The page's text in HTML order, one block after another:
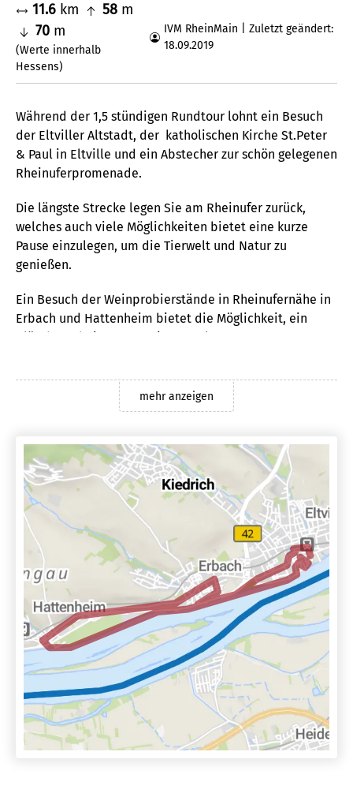
11.6 km 58 m
70 m
(Werte innerhalb
Hessens)
IVM RheinMain | Zuletzt geändert:
18.09.2019
Während der 1,5 stündigen Rundtour lohnt ein Besuch
der Eltviller Altstadt, der katholischen Kirche St.Peter
& Paul in Eltville und ein Abstecher zur schön gelegenen
Rheinuferpromenade.
Die längste Strecke legen Sie am Rheinufer zurück,
welches auch viele Möglichkeiten bietet eine kurze
Pause einzulegen, um die Tierwelt und Natur zu
genießen.
Ein Besuch der Weinprobierstände in Rheinufernähe in
Erbach und Hattenheim bietet die Möglichkeit, ein
Fachwerkhäuser geprägte Marktplatz und die barocke
Pfarrkirche St. Vincenz einen Besuch wert.
ebene und asphaltierte Streckenführung
mehr anzeigen